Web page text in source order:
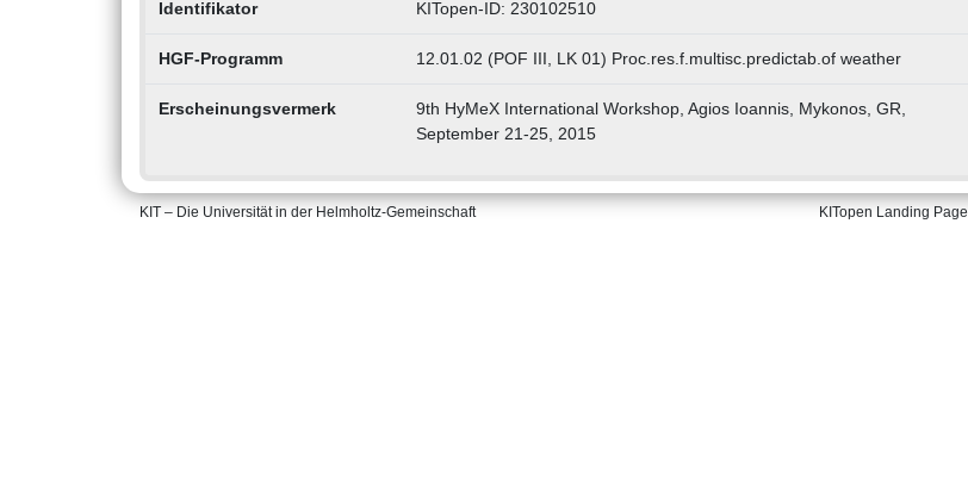
Identifikator KITopen-ID: 230102510
HGF-Programm 12.01.02 (POF III, LK 01) Proc.res.f.multisc.predictab.of weather
Erscheinungsvermerk
9th HyMeX International Workshop, Agios Ioannis, Mykonos, GR,
September 21-25, 2015
KIT – Die Universität in der Helmholtz-Gemeinschaft KITopen Landing Page